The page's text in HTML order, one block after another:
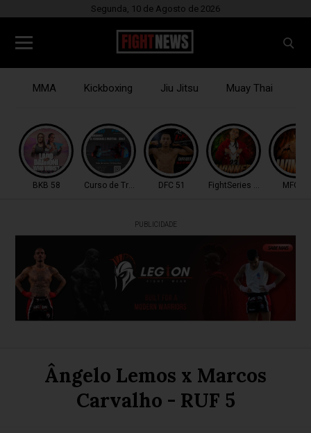
Segunda, 10 de Agosto de 2026
MMA Kickboxing Jiu Jitsu Muay Thai
BKB 58 Curso de TreinadoresDFC 51 FightSeries 11 MFC 53
PUBLICIDADE
Ângelo Lemos x Marcos
Carvalho - RUF 5